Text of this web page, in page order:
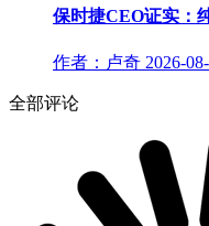
保时捷CEO证实：
作者：卢奇 2026-
全部评论